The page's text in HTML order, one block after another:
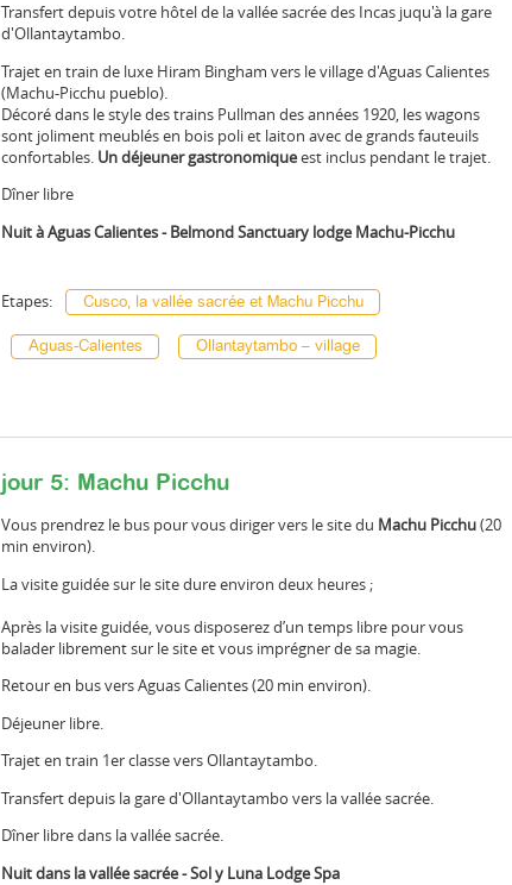
Transfert depuis votre hôtel de la vallée sacrée des Incas juqu'à la gare
d'Ollantaytambo.
Trajet en train de luxe Hiram Bingham vers le village d'Aguas Calientes
(Machu-Picchu pueblo).
Décoré dans le style des trains Pullman des années 1920, les wagons
sont joliment meublés en bois poli et laiton avec de grands fauteuils
confortables. Un déjeuner gastronomiqueest inclus pendant le trajet.
Dîner libre
Nuit à Aguas Calientes - Belmond Sanctuary lodge Machu-Picchu
Etapes: Cusco, la vallée sacrée et Machu Picchu
Aguas-Calientes Ollantaytambo – village
jour 5: Machu Picchu
Vous prendrez le bus pour vous diriger vers le site du Machu Picchu(20
min environ).
La visite guidée sur le site dure environ deux heures ;
Après la visite guidée, vous disposerez d’un temps libre pour vous
balader librement sur le site et vous imprégner de sa magie.
Retour en bus vers Aguas Calientes (20 min environ).
Déjeuner libre.
Trajet en train 1er classe vers Ollantaytambo.
Transfert depuis la gare d'Ollantaytambo vers la vallée sacrée.
Dîner libre dans la vallée sacrée.
Nuit dans la vallée sacrée - Sol y Luna Lodge Spa